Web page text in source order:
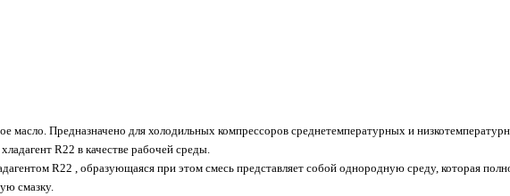
масло. Предназначено для холодильных компрессоров среднетемпературных и
R22 в качестве рабочей среды.
R22 , образующаяся при этом смесь представляет собой однородную среду, которая
смазку.